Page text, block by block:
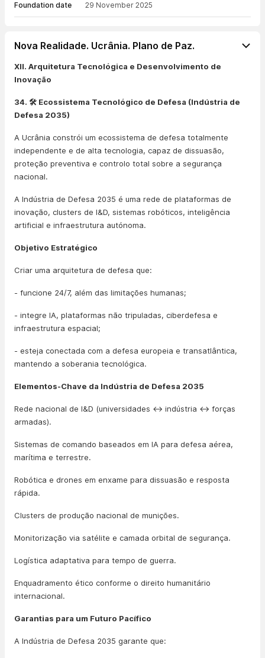
Foundation date 29 November 2025
Nova Realidade. Ucrânia. Plano de Paz.
XII. Arquitetura Tecnológica e Desenvolvimento de
Inovação
34. 🛠️ Ecossistema Tecnológico de Defesa (Indústria de
Defesa 2035)
A Ucrânia constrói um ecossistema de defesa totalmente
independente e de alta tecnologia, capaz de dissuasão,
proteção preventiva e controlo total sobre a segurança
nacional.
A Indústria de Defesa 2035 é uma rede de plataformas de
inovação, clusters de I&D, sistemas robóticos, inteligência
artificial e infraestrutura autónoma.
Objetivo Estratégico
Criar uma arquitetura de defesa que:
- funcione 24/7, além das limitações humanas;
- integre IA, plataformas não tripuladas, ciberdefesa e
infraestrutura espacial;
- esteja conectada com a defesa europeia e transatlântica,
mantendo a soberania tecnológica.
Elementos-Chave da Indústria de Defesa 2035
Rede nacional de I&D (universidades ↔ indústria ↔ forças
armadas).
Sistemas de comando baseados em IA para defesa aérea,
marítima e terrestre.
Robótica e drones em enxame para dissuasão e resposta
rápida.
Clusters de produção nacional de munições.
Monitorização via satélite e camada orbital de segurança.
Logística adaptativa para tempo de guerra.
Enquadramento ético conforme o direito humanitário
internacional.
Garantias para um Futuro Pacífico
A Indústria de Defesa 2035 garante que: